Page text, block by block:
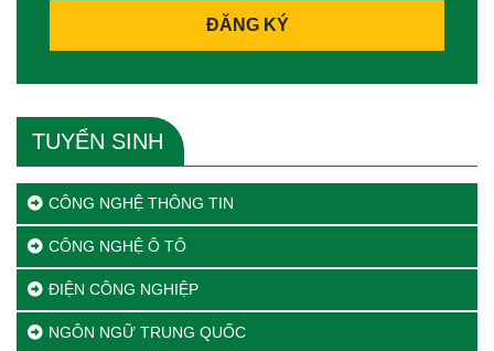
ĐĂNG KÝ
TUYỂN SINH
CÔNG NGHỆ THÔNG TIN
CÔNG NGHỆ Ô TÔ
ĐIỆN CÔNG NGHIỆP
NGÔN NGỮ TRUNG QUỐC